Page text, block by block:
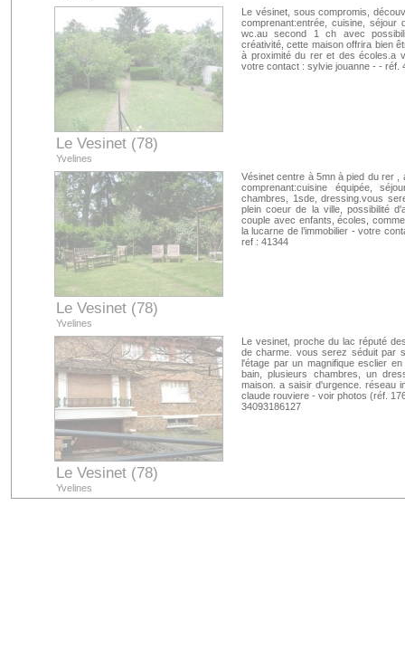
Le Vesinet (78)
Yvelines
Le vésinet, sous compromis,
comprenant:entrée, cuisine,
wc.au second 1 ch avec
créativité, cette maison offrira bien
à proximité du rer et des écoles.a
votre contact : sylvie jouanne - - réf.
Le Vesinet (78)
Yvelines
Vésinet centre à 5mn à pied du rer ,
comprenant:cuisine équipée,
chambres, 1sde, dressing.vous
plein coeur de la ville, possibilité
couple avec enfants, écoles,
la lucarne de l’immobilier - votre
ref : 41344
Le Vesinet (78)
Yvelines
Le vesinet, proche du lac réputé
de charme. vous serez séduit par
l'étage par un magnifique esclier
bain, plusieurs chambres, un
maison. a saisir d'urgence. réseau
claude rouviere - voir photos (réf.
34093186127